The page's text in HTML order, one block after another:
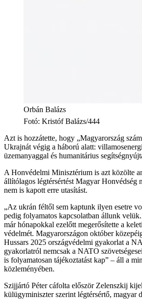
Orbán Balázs
Fotó: Kristóf Balázs/444
Azt is hozzátette, hogy „Magyarország
Ukrajnát végig a háború alatt:
üzemanyaggal és humanitárius
A Honvédelmi Minisztérium is azt közölte
állítólagos légtérsértést Magyar Honvédség
nem is kapott erre utasítást.
„Az ukrán féltől sem kaptunk ilyen esetre
pedig folyamatos kapcsolatban állunk
már hónapokkal ezelőtt megerősítette a
védelmét. Magyarországon október
Hussars 2025 országvédelmi gyakorlat a
gyakorlatról nemcsak a NATO
is folyamatosan tájékoztatást kap” – áll a
közleményében.
Szijjártó Péter cáfolta először Zelenszkij
külügyminiszter szerint légtérsértő, magyar